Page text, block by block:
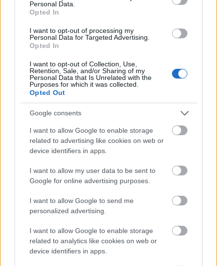
Personal Data.
Opted In
I want to opt-out of processing my
Personal Data for Targeted Advertising.
Opted In
I want to opt-out of Collection, Use,
Retention, Sale, and/or Sharing of my
Personal Data that Is Unrelated with the
Purposes for which it was collected.
Opted Out
Google consents
I want to allow Google to enable storage
related to advertising like cookies on web or
device identifiers in apps.
I want to allow my user data to be sent to
Google for online advertising purposes.
I want to allow Google to send me
personalized advertising.
I want to allow Google to enable storage
related to analytics like cookies on web or
device identifiers in apps.
filmjeimről is.